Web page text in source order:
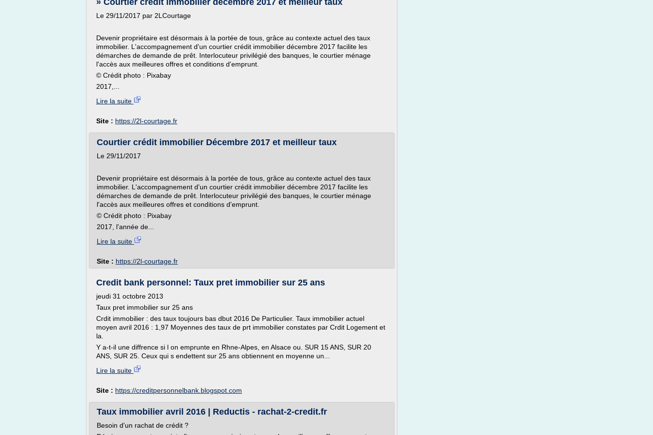
» Courtier crédit immobilier décembre 2017 et meilleur taux
Le 29/11/2017 par 2LCourtage
Devenir propriétaire est désormais à la portée de tous, grâce au contexte actuel des taux
immobilier. L'accompagnement d'un courtier crédit immobilier décembre 2017 facilite les
démarches de demande de prêt. Interlocuteur privilégié des banques, le courtier ménage
l'accès aux meilleures offres et conditions d'emprunt.
© Crédit photo : Pixabay
2017,...
Lire la suite
Site : https://2l-courtage.fr
Courtier crédit immobilier Décembre 2017 et meilleur taux
Le 29/11/2017
Devenir propriétaire est désormais à la portée de tous, grâce au contexte actuel des taux
immobilier. L'accompagnement d'un courtier crédit immobilier décembre 2017 facilite les
démarches de demande de prêt. Interlocuteur privilégié des banques, le courtier ménage
l'accès aux meilleures offres et conditions d'emprunt.
© Crédit photo : Pixabay
2017, l'année de...
Lire la suite
Site : https://2l-courtage.fr
Credit bank personnel: Taux pret immobilier sur 25 ans
jeudi 31 octobre 2013
Taux pret immobilier sur 25 ans
Crdit immobilier : des taux toujours bas dbut 2016 De Particulier. Taux immobilier actuel
moyen avril 2016 : 1,97 Moyennes des taux de prt immobilier constates par Crdit Logement et
la.
Y a-t-il une diffrence si l on emprunte en Rhne-Alpes, en Alsace ou. SUR 15 ANS, SUR 20
ANS, SUR 25. Ceux qui s endettent sur 25 ans obtiennent en moyenne un...
Lire la suite
Site : https://creditpersonnelbank.blogspot.com
Taux immobilier avril 2016 | Reductis - rachat-2-credit.fr
Besoin d'un rachat de crédit ?